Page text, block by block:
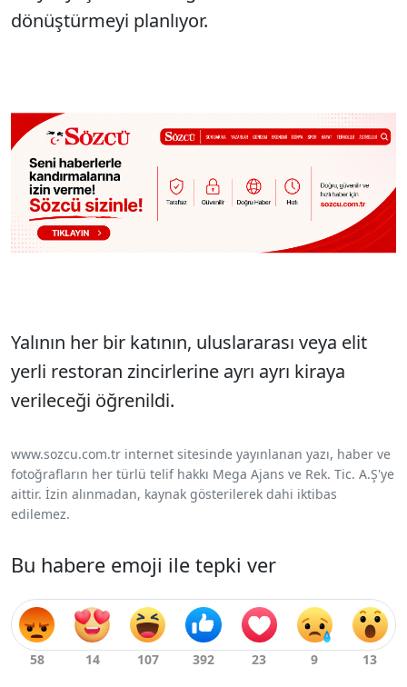
dönüştürmeyi planlıyor.
Yalının her bir katının, uluslararası veya elit
yerli restoran zincirlerine ayrı ayrı kiraya
verileceği öğrenildi.
www.sozcu.com.tr internet sitesinde yayınlanan yazı, haber ve
fotoğrafların her türlü telif hakkı Mega Ajans ve Rek. Tic. A.Ş'ye
aittir. İzin alınmadan, kaynak gösterilerek dahi iktibas
edilemez.
Bu habere emoji ile tepki ver